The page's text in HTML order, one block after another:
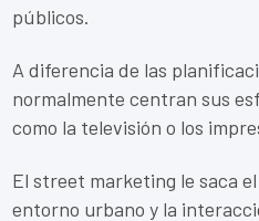
públicos.
A diferencia de las
normalmente centran sus
como la televisión o los
El street marketing le saca
entorno urbano y la